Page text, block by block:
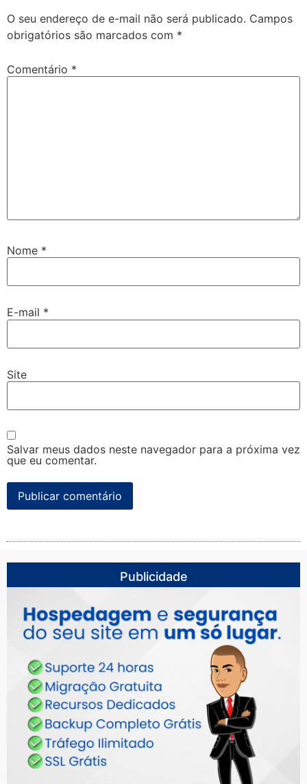
O seu endereço de e-mail não será publicado. Campos
obrigatórios são marcados com *
Comentário *
Nome *
E-mail *
Site
Salvar meus dados neste navegador para a próxima vez
que eu comentar.
Publicidade